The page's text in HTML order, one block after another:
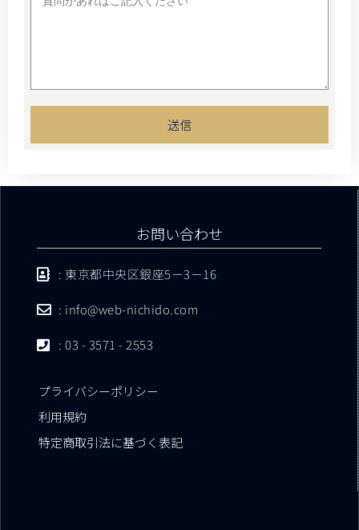
送信
お問い合わせ
: 東京都中央区銀座5－3－16
: info@web-nichido.com
: 03 - 3571 - 2553
プライバシーポリシー
利用規約
特定商取引法に基づく表記